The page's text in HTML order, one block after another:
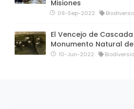
Misiones
09-Sep-2022
El Vencejo de
Monumento Natural
10-Jun-2022